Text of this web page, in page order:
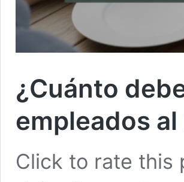
¿Cuánto
empleados al
Click to rate this